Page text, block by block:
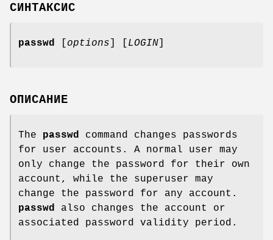
СИНТАКСИС
passwd options LOGIN
ОПИСАНИЕ
The passwd
command changes passwords
for user accounts. A normal user may
only change the password for their own
account, while the superuser may
change the password for any account.
passwd
also changes the account or
associated password validity period.